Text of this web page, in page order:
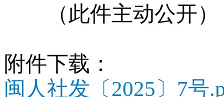
（此件主动公开）
附件下载：
闽人社发〔2025〕7号